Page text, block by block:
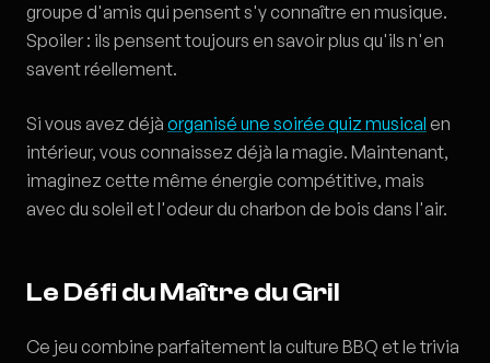
groupe d'amis qui pensent s'y connaître en musique.
Spoiler : ils pensent toujours en savoir plus qu'ils n'en
savent réellement.
Si vous avez déjà organisé une soirée quiz musical en
intérieur, vous connaissez déjà la magie. Maintenant,
imaginez cette même énergie compétitive, mais
avec du soleil et l'odeur du charbon de bois dans l'air.
Le Défi du Maître du Gril
Ce jeu combine parfaitement la culture BBQ et le trivia